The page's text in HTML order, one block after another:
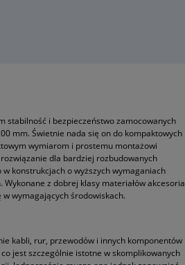
stabilność i bezpieczeństwo zamocowanych
mm. Świetnie nada się on do kompaktowych
wymiarom i prostemu montażowi
dla bardziej rozbudowanych
konstrukcjach o wyższych wymaganiach
z dobrej klasy materiałów akcesoria
wymagających środowiskach.
kabli, rur, przewodów i innych komponentów
jest szczególnie istotne w skomplikowanych